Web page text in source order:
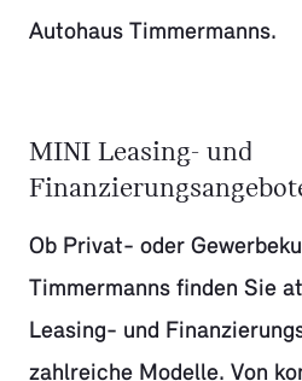
Autohaus Timmermanns.
MINI Leasing- und
Ob Privat- oder
Timmermanns finden Sie
Leasing- und
zahlreiche Modelle. Von